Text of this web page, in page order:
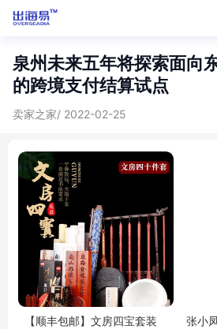
泉州未来五年将探索面向
的跨境支付结算试点
卖家之家/ 2022-02-25
【顺丰包邮】文房四宝套装
张小